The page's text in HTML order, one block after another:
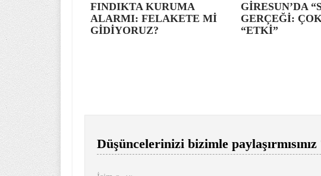
FINDIKTA KURUMA
ALARMI: FELAKETE Mİ
GİDİYORUZ?
GİRESUN’DA
GERÇEĞİ:
“ETKİ”
Düşüncelerinizi bizimle paylaşırmısınız